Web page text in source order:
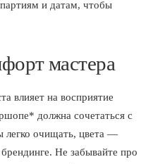
и датам, чтобы
мастера
влияет на восприятие
должна сочетаться с
легко очищать, цвета —
Не забывайте про